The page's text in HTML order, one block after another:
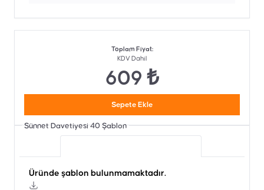
Toplam Fiyat:
KDV Dahil
609 ₺
Sepete Ekle
Sünnet Davetiyesi 40 Şablon
Üründe şablon bulunmamaktadır.